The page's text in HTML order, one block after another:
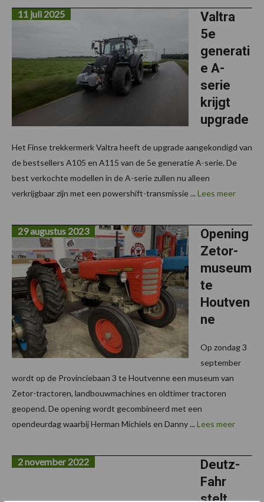
Valtra
5e
generati
e A-
serie
krijgt
upgrade
11 juli 2025
Het Finse trekkermerk Valtra heeft de upgrade aangekondigd van
de bestsellers A105 en A115 van de 5e generatie A-serie. De
best verkochte modellen in de A-serie zullen nu alleen
verkrijgbaar zijn met een powershift-transmissie ... Lees meer
Opening
Zetor-
museum
te
Houtven
ne
29 augustus 2023
Op zondag 3
september
wordt op de Provinciebaan 3 te Houtvenne een museum van
Zetor-tractoren, landbouwmachines en oldtimer tractoren
geopend. De opening wordt gecombineerd met een
opendeurdag waarbij Herman Michiels en Danny ... Lees meer
Deutz-
Fahr
stelt
2 november 2022